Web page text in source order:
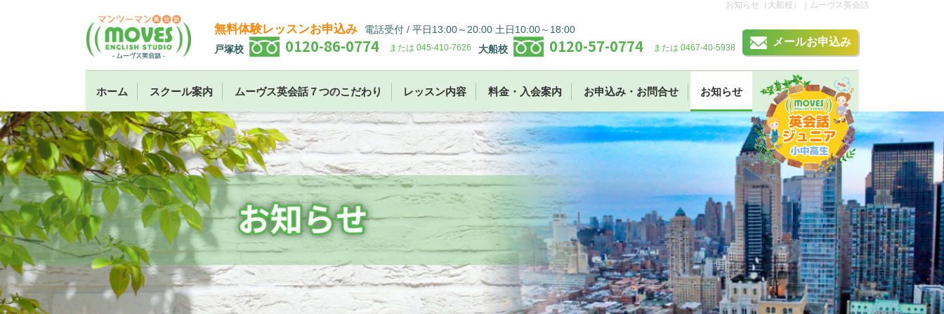
お知らせ（大船校）｜ムーヴス英会話
無料体験レッスンお申込み
電話受付 / 平日13:00～20:00 土日10:00～18:00
戸塚校
0120-86-0774 または 045-410-7626 大船校 0120-57-0774 または 0467-40-5938
メールお申込み
ホーム スクール案内 ムーヴス英会話７つのこだわり レッスン内容 料金・入会案内 お申込み・お問合せ お知らせ